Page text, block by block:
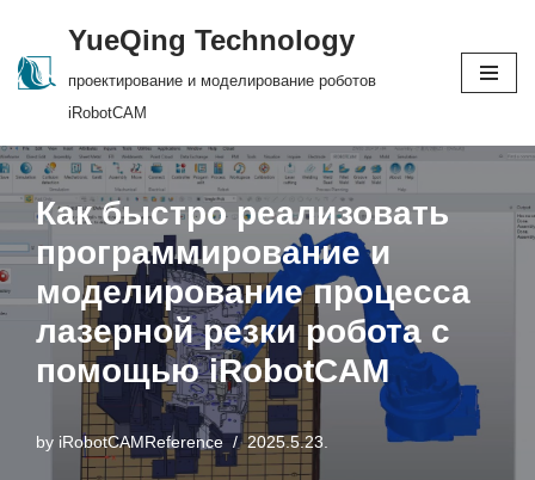
Skip
YueQing Technology
проектирование и моделирование роботов
iRobotCAM
Как быстро реализовать
программирование и
моделирование процесса
лазерной резки робота с
помощью iRobotCAM
by iRobotCAMReference 2025.5.23.